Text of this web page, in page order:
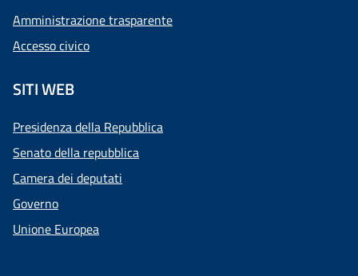
Amministrazione trasparente
Accesso civico
SITI WEB
Presidenza della Repubblica
Senato della repubblica
Camera dei deputati
Governo
Unione Europea